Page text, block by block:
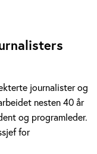
journalister og
nesten 40 år
og programleder.
for